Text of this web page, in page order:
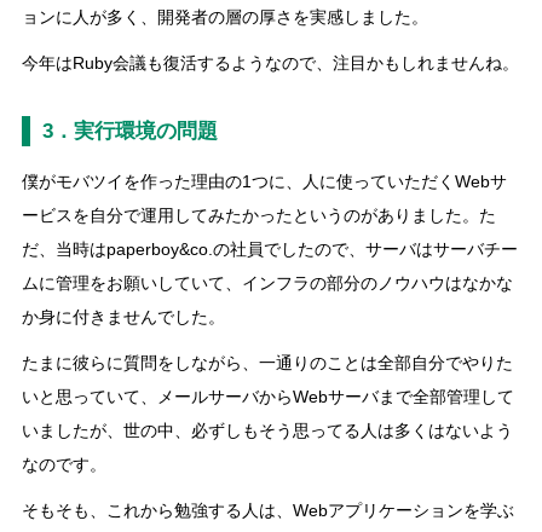
ョンに人が多く、開発者の層の厚さを実感しました。
今年はRuby会議も復活するようなので、注目かもしれませんね。
3．実行環境の問題
僕がモバツイを作った理由の1つに、人に使っていただくWebサ
ービスを自分で運用してみたかったというのがありました。た
だ、当時はpaperboy&co.の社員でしたので、サーバはサーバチー
ムに管理をお願いしていて、インフラの部分のノウハウはなかな
か身に付きませんでした。
たまに彼らに質問をしながら、一通りのことは全部自分でやりた
いと思っていて、メールサーバからWebサーバまで全部管理して
いましたが、世の中、必ずしもそう思ってる人は多くはないよう
なのです。
そもそも、これから勉強する人は、Webアプリケーションを学ぶ